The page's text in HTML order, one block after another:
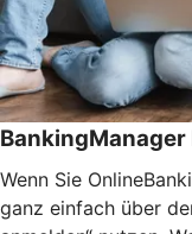
Wenn Sie
ganz einfach über